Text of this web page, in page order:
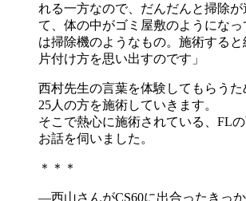
れる一方なので、だんだんと掃除
て、体の中がゴミ屋敷のようになっ
は掃除機のようなもの。施術する
片付け方を思い出すのです」
西村先生の言葉を体験してもらう
25人の方を施術していきます。
そこで熱心に施術されている、FL
お話を伺いました。
＊＊＊
―西山さんがCS60に出合ったきっ